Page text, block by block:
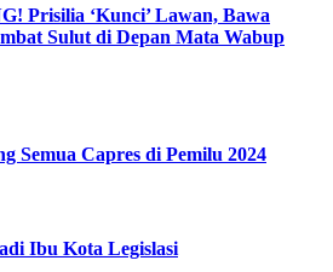
Prisilia ‘Kunci’ Lawan, Bawa
Sulut di Depan Mata Wabup
Semua Capres di Pemilu 2024
Ibu Kota Legislasi